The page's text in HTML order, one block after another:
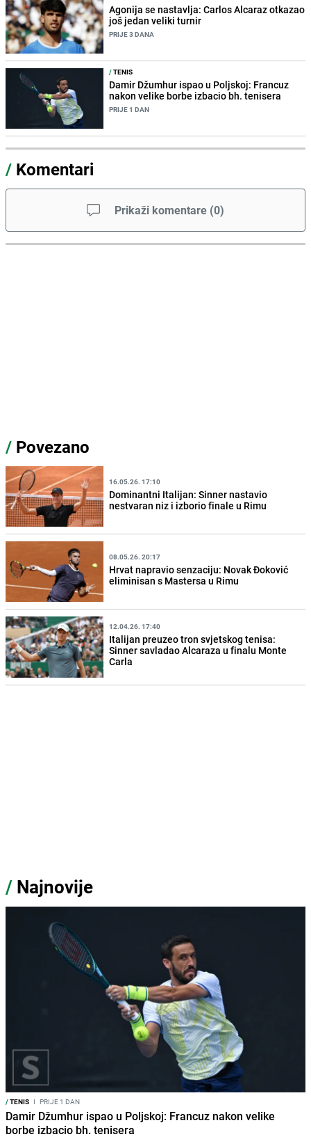
Agonija se nastavlja: Carlos Alcaraz otkazao
još jedan veliki turnir
PRIJE 3 DANA
/TENIS
Damir Džumhur ispao u Poljskoj: Francuz
nakon velike borbe izbacio bh. tenisera
PRIJE 1 DAN
/ Komentari
Prikaži komentare (0)
/ Povezano
16.05.26. 17:10
Dominantni Italijan: Sinner nastavio
nestvaran niz i izborio finale u Rimu
08.05.26. 20:17
Hrvat napravio senzaciju: Novak Đoković
eliminisan s Mastersa u Rimu
12.04.26. 17:40
Italijan preuzeo tron svjetskog tenisa:
Sinner savladao Alcaraza u finalu Monte
Carla
/ Najnovije
/TENIS I PRIJE 1 DAN
Damir Džumhur ispao u Poljskoj: Francuz nakon velike
borbe izbacio bh. tenisera